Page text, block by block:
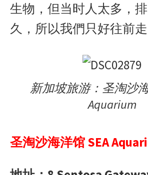
生物，但当时人太多，
久，所以我們只好往前走
新加坡旅游：圣淘沙
Aquarium
圣淘沙海洋馆 SEA